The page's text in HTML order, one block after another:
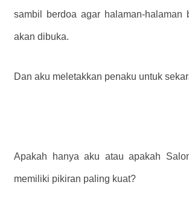
sambil berdoa agar halaman-halaman
akan dibuka.
Dan aku meletakkan penaku untuk
Apakah hanya aku atau apakah
memiliki pikiran paling kuat?